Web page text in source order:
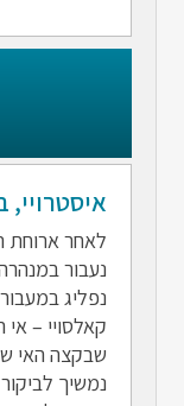
איסטרויי,
לאחר ארוחת
נעבור
נפליג
קאלסויי –
שבקצה האי
נמשיך